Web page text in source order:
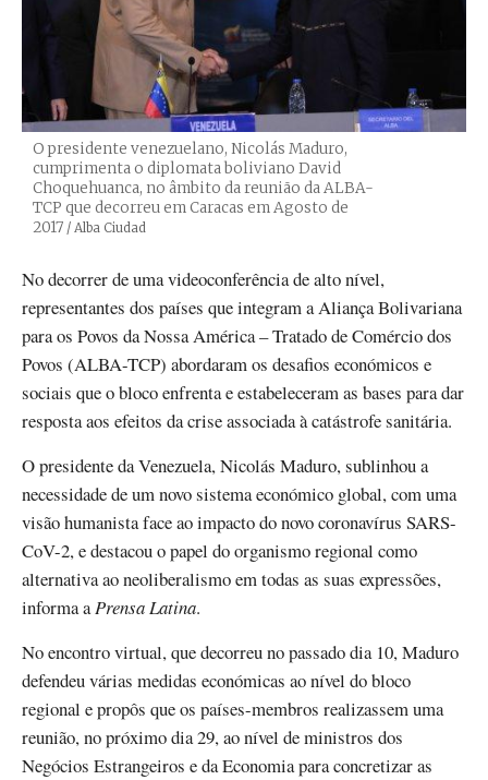
O presidente venezuelano, Nicolás Maduro,
cumprimenta o diplomata boliviano David
Choquehuanca, no âmbito da reunião da ALBA-
TCP que decorreu em Caracas em Agosto de
2017 Créditos
/ Alba Ciudad
No decorrer de uma videoconferência de alto nível,
representantes dos países que integram a Aliança Bolivariana
para os Povos da Nossa América – Tratado de Comércio dos
Povos (ALBA-TCP) abordaram os desafios económicos e
sociais que o bloco enfrenta e estabeleceram as bases para dar
resposta aos efeitos da crise associada à catástrofe sanitária.
O presidente da Venezuela, Nicolás Maduro, sublinhou a
necessidade de um novo sistema económico global, com uma
visão humanista face ao impacto do novo coronavírus SARS-
CoV-2, e destacou o papel do organismo regional como
alternativa ao neoliberalismo em todas as suas expressões,
informa aPrensa Latina.
No encontro virtual, que decorreu no passado dia 10, Maduro
defendeu várias medidas económicas ao nível do bloco
regional e propôs que os países-membros realizassem uma
reunião, no próximo dia 29, ao nível de ministros dos
Negócios Estrangeiros e da Economia para concretizar as